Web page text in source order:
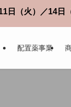
日（火）／14
配置薬事業